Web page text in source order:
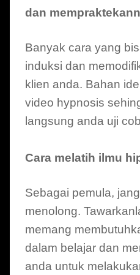
dan
Banyak cara yang
induksi dan
klien anda. Bahan
video hypnosis
langsung anda uji
Cara melatih ilmu
Sebagai pemula,
menolong.
memang
dalam belajar dan
anda untuk